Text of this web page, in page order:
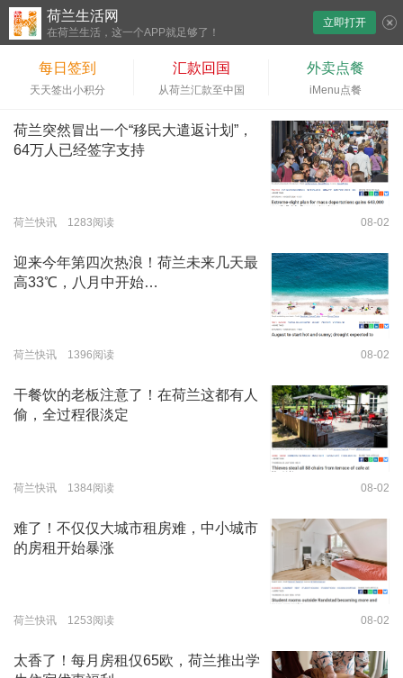
荷兰生活网
在荷兰生活，这一个APP就足够了！
立即打开
每日签到
天天签出小积分
汇款回国
从荷兰汇款至中国
外卖点餐
iMenu点餐
荷兰突然冒出一个“移民大遣返计划”，
64万人已经签字支持
荷兰快讯 1283阅读 08-02
迎来今年第四次热浪！荷兰未来几天最
高33℃，八月中开始…
荷兰快讯 1396阅读 08-02
干餐饮的老板注意了！在荷兰这都有人
偷，全过程很淡定
荷兰快讯 1384阅读 08-02
难了！不仅仅大城市租房难，中小城市
的房租开始暴涨
荷兰快讯 1253阅读 08-02
太香了！每月房租仅65欧，荷兰推出学